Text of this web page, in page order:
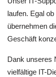
laufen. Egal
übernehmen
Geschäft
Dank unseres
vielfältige IT-